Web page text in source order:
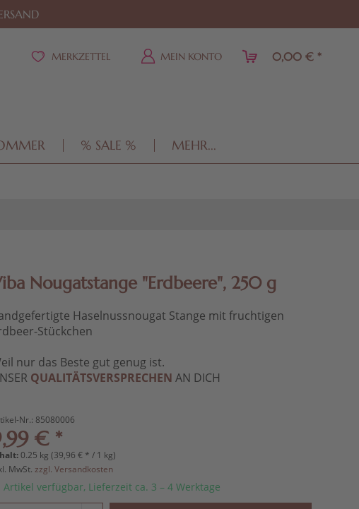
MERKZETTEL MEIN KONTO 0,00 € *
% SALE % MEHR...
Nougatstange "Erdbeere", 250 g
Haselnussnougat Stange mit fruchtigen
Stückchen
nur das Beste gut genug ist.
QUALITÄTSVERSPRECHEN AN DICH
Nr.: 85080006
€ *
0.25 kg (39,96 € * / 1 kg)
MwSt.zzgl. Versandkosten
Artikel verfügbar, Lieferzeit ca. 3 – 4 Werktage